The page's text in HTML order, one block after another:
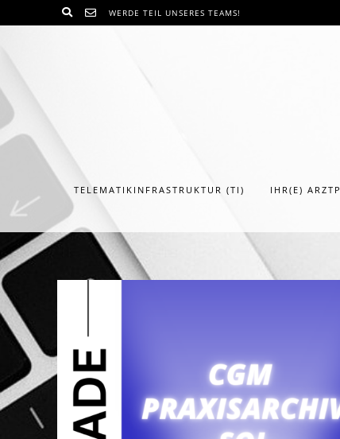
to
WERDE TEIL UNSERES TEAMS!
TELEMATIKINFRASTRUKTUR (TI) IHR(E)